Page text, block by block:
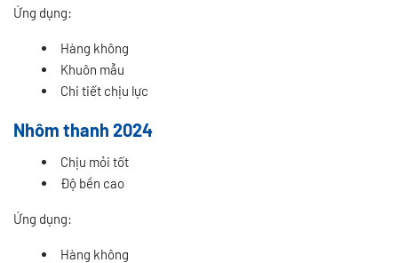
Ứng dụng:
Hàng không
Khuôn mẫu
Chi tiết chịu lực
Nhôm thanh 2024
Chịu mỏi tốt
Độ bền cao
Ứng dụng:
Hàng không